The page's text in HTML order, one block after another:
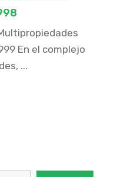
En el complejo
...